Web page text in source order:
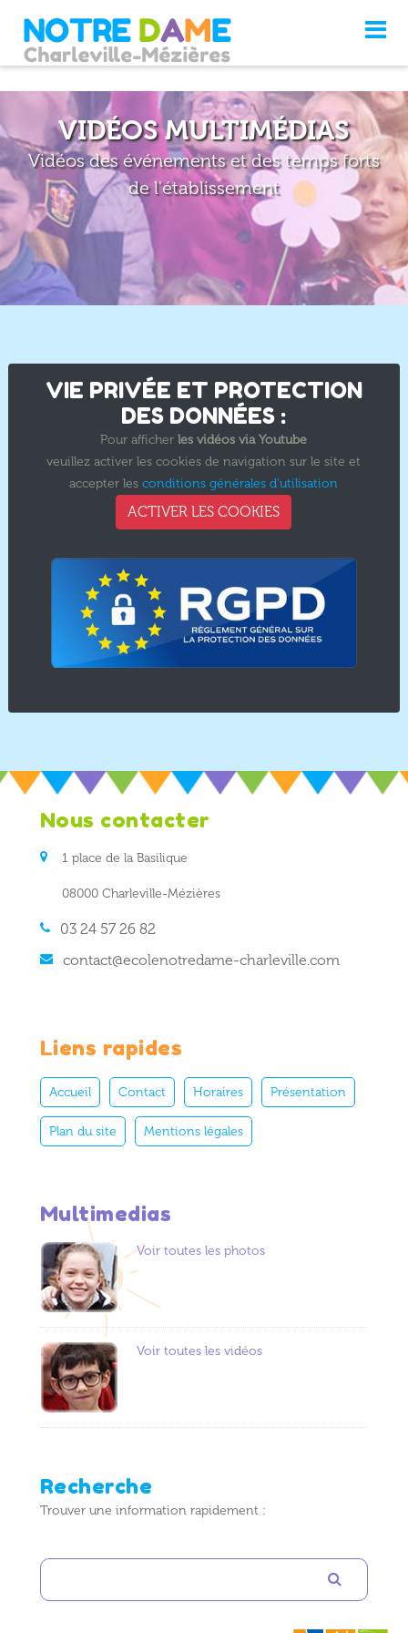
VIDÉOS MULTIMÉDIAS
Vidéos des événements et des temps forts
de l'établissement
VIE PRIVÉE ET PROTECTION
DES DONNÉES :
Pour afficherles vidéos via Youtube
veuillez activer les cookies de navigation sur le site et
accepter lesconditions générales d'utilisation
ACTIVER LES COOKIES
Nous contacter
1 place de la Basilique
08000 Charleville-Mézières
03 24 57 26 82
contact@ecolenotredame-charleville.com
Liens rapides
Accueil Contact Horaires Présentation
Plan du site Mentions légales
Multimedias
Voir toutes les photos
Voir toutes les vidéos
Recherche
Trouver une information rapidement :